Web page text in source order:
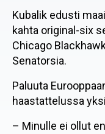
Kubalik edusti
kahta original-six
Chicago
Senatorsia.
Paluuta
haastattelussa
– Minulle ei ollut